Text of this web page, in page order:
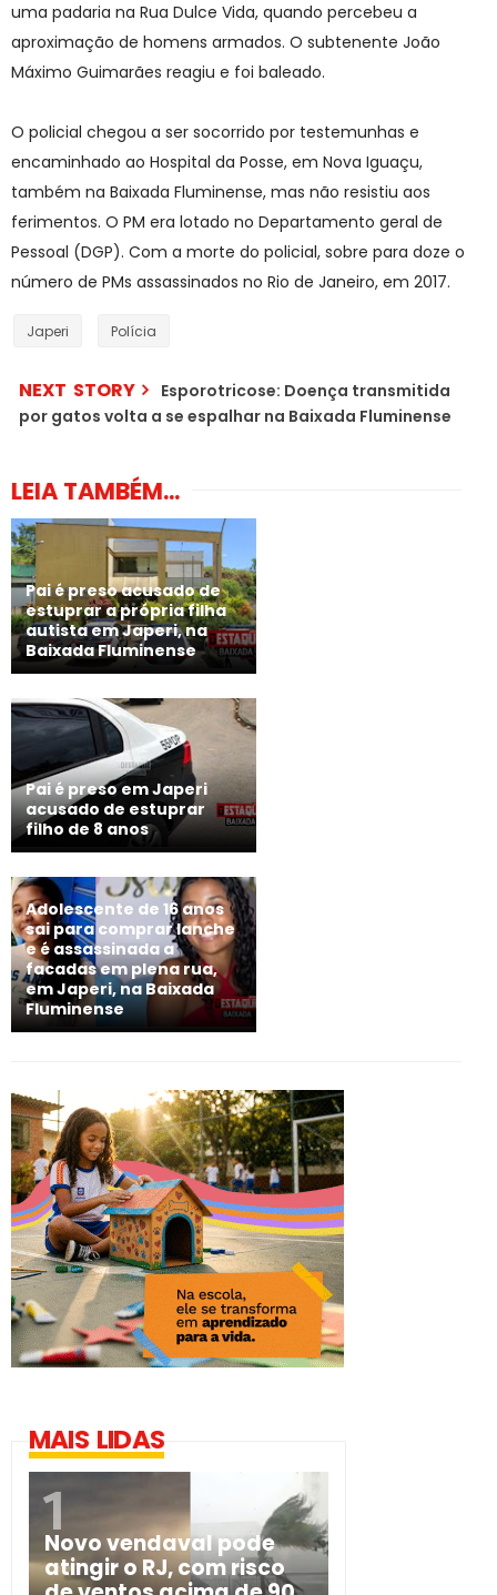
uma padaria na Rua Dulce Vida, quando percebeu a
aproximação de homens armados. O subtenente João
Máximo Guimarães reagiu e foi baleado.
O policial chegou a ser socorrido por testemunhas e
encaminhado ao Hospital da Posse, em Nova Iguaçu,
também na Baixada Fluminense, mas não resistiu aos
ferimentos. O PM era lotado no Departamento geral de
Pessoal (DGP). Com a morte do policial, sobre para doze o
número de PMs assassinados no Rio de Janeiro, em 2017.
Japeri Polícia
NEXT STORY
Esporotricose: Doença transmitida
por gatos volta a se espalhar na Baixada Fluminense
LEIA TAMBÉM...
Pai é preso acusado de
estuprar a própria filha
autista em Japeri, na
Baixada Fluminense
Pai é preso em Japeri
acusado de estuprar
filho de 8 anos
Adolescente de 16 anos
sai para comprar lanche
e é assassinada a
facadas em plena rua,
em Japeri, na Baixada
Fluminense
MAIS LIDAS
Novo vendaval pode
atingir o RJ, com risco